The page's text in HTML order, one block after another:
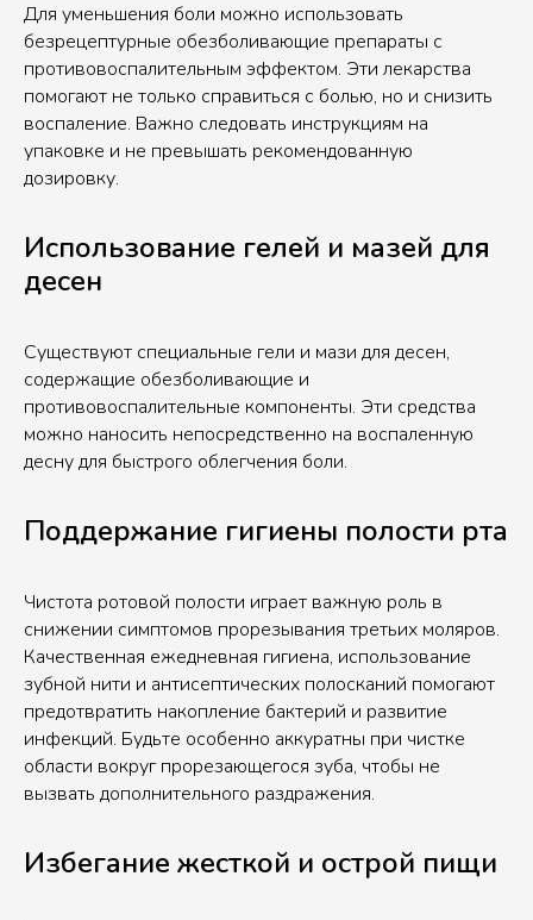
Для уменьшения боли можно использовать
безрецептурные обезболивающие препараты с
противовоспалительным эффектом. Эти лекарства
помогают не только справиться с болью, но и снизить
воспаление. Важно следовать инструкциям на
упаковке и не превышать рекомендованную
дозировку.
Использование гелей и мазей для
десен
Существуют специальные гели и мази для десен,
содержащие обезболивающие и
противовоспалительные компоненты. Эти средства
можно наносить непосредственно на воспаленную
десну для быстрого облегчения боли.
Поддержание гигиены полости рта
Чистота ротовой полости играет важную роль в
снижении симптомов прорезывания третьих моляров.
Качественная ежедневная гигиена, использование
зубной нити и антисептических полосканий помогают
предотвратить накопление бактерий и развитие
инфекций. Будьте особенно аккуратны при чистке
области вокруг прорезающегося зуба, чтобы не
вызвать дополнительного раздражения.
Избегание жесткой и острой пищи